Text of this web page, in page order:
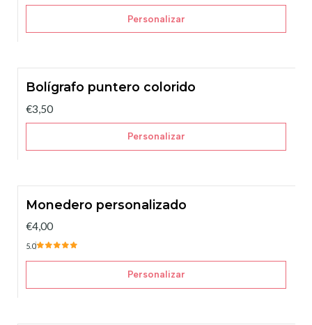
Personalizar
Bolígrafo puntero colorido
€3,50
Personalizar
Monedero personalizado
€4,00
5.0
Personalizar